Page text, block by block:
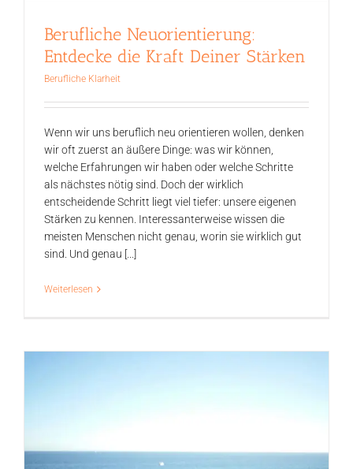
Berufliche Neuorientierung:
Entdecke die Kraft Deiner Stärken
Berufliche Klarheit
Wenn wir uns beruflich neu orientieren wollen, denken
wir oft zuerst an äußere Dinge: was wir können,
welche Erfahrungen wir haben oder welche Schritte
als nächstes nötig sind. Doch der wirklich
entscheidende Schritt liegt viel tiefer: unsere eigenen
Stärken zu kennen. Interessanterweise wissen die
meisten Menschen nicht genau, worin sie wirklich gut
sind. Und genau [...]
Weiterlesen